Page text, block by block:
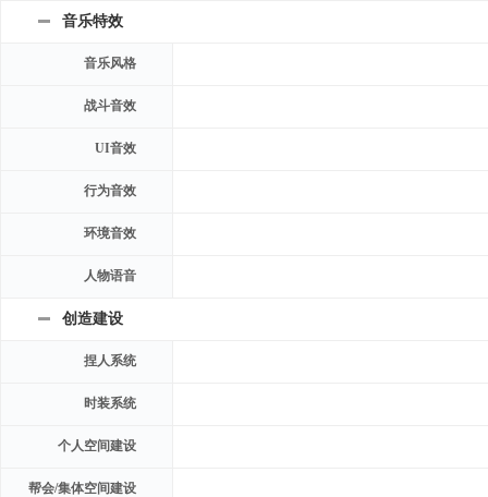
音乐特效
音乐风格
战斗音效
UI音效
行为音效
环境音效
人物语音
创造建设
捏人系统
时装系统
个人空间建设
帮会/集体空间建设